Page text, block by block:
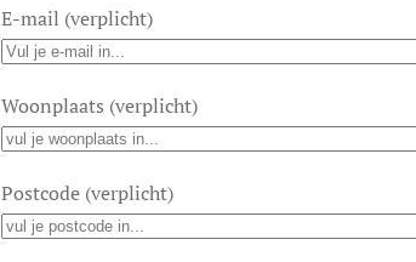
E-mail (verplicht)
Woonplaats (verplicht)
Postcode (verplicht)